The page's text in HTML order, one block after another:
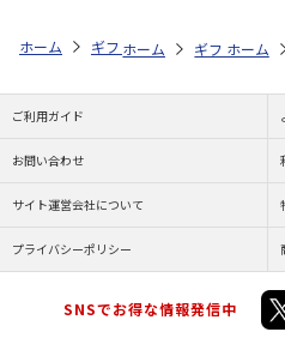
ホーム ギフトストア お中元・夏
ホーム ギフトストア
ホーム
ご利用ガイド
お問い合わせ
サイト運営会社について
プライバシーポリシー
SNSでお得な情報発信中